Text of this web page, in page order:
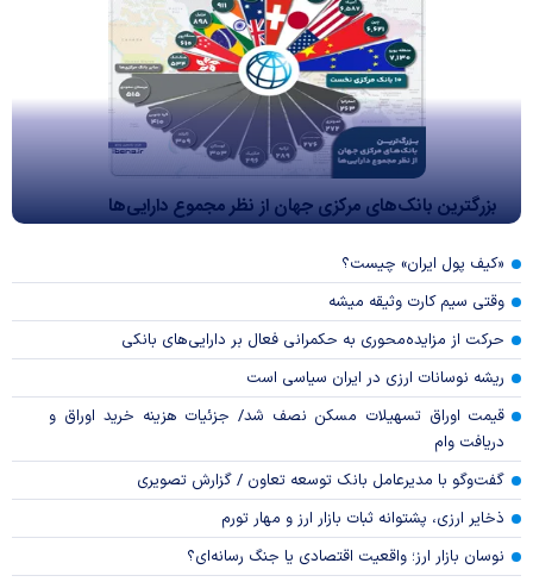
بزرگترین بانک‌های مرکزی جهان از نظر مجموع دارایی‌ها
«کیف پول ایران» چیست؟
وقتی سیم کارت وثیقه میشه
حرکت از مزایده‌محوری به حکمرانی فعال بر دارایی‌های بانکی
ریشه نوسانات ارزی در ایران سیاسی است
قیمت اوراق تسهیلات مسکن نصف شد/ جزئیات هزینه خرید اوراق و
دریافت وام
گفت‌وگو با مدیرعامل بانک توسعه تعاون / گزارش تصویری
ذخایر ارزی، پشتوانه ثبات بازار ارز و مهار تورم
نوسان بازار ارز؛ واقعیت اقتصادی یا جنگ رسانه‌ای؟